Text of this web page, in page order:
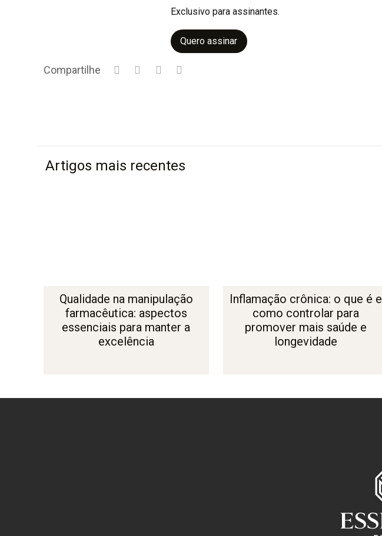
Exclusivo para assinantes.
Quero assinar
Compartilhe
Artigos mais recentes
Qualidade na manipulação
farmacêutica: aspectos
essenciais para manter a
excelência
Inflamação crônica: o que é e
como controlar para
promover mais saúde e
longevidade